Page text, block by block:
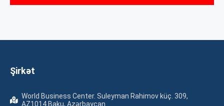
Şirkət
World Business Center. Suleyman Rahimov küç. 309,
AZ1014 Baku, Azərbaycan